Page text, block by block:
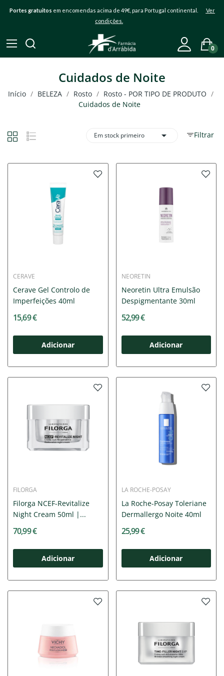
Portes gratuitos em encomendas acima de 49€, para Portugal continental. Ver
condições.
0
Cuidados de Noite
Início BELEZA Rosto
Rosto - POR TIPO DE PRODUTO
Cuidados de Noite
Filtrar
Em stock primeiro 
CERAVE
Cerave Gel Controlo de
Imperfeições 40ml
15,69 €
Adicionar
NEORETIN
Neoretin Ultra Emulsão
Despigmentante 30ml
52,99 €
Adicionar
FILORGA
Filorga NCEF-Revitalize
Night Cream 50ml |...
70,99 €
Adicionar
LA ROCHE-POSAY
La Roche-Posay Toleriane
Dermallergo Noite 40ml
25,99 €
Adicionar